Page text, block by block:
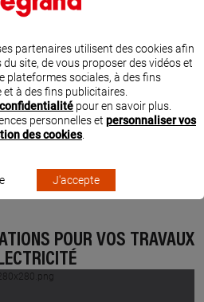
POUR VOS TRAVAUX
partenaires utilisent des cookies afin
site, de vous proposer des vidéos et
plateformes sociales, à des fins
à des fins publicitaires.
pour en savoir plus.
personnelles et personnaliser vos
des cookies.
J'accepte